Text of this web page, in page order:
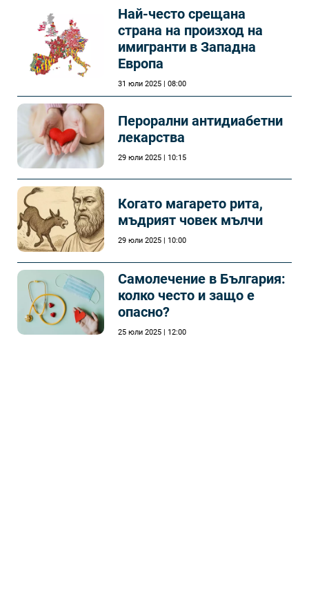
Най-често срещана
страна на произход на
имигранти в Западна
Европа
31 юли 2025 | 08:00
Перорални антидиабетни
лекарства
29 юли 2025 | 10:15
Когато магарето рита,
мъдрият човек мълчи
29 юли 2025 | 10:00
Самолечeние в България:
колко често и защо е
опасно?
25 юли 2025 | 12:00